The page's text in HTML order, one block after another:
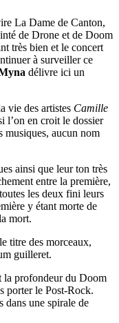
La Dame de Canton,
de Drone et de Doom
très bien et le concert
à surveiller ce
délivre ici un
vie des artistes Camille
l’on en croit le dossier
musiques, aucun nom
ainsi que leur ton très
entre la première,
les deux fini leurs
y étant morte de
mort.
titre des morceaux,
guilleret.
la profondeur du Doom
porter le Post-Rock.
dans une spirale de